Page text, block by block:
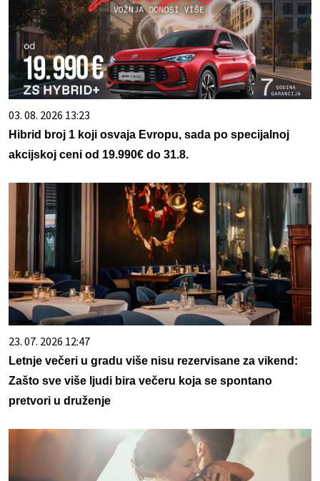
03. 08. 2026 13:23
Hibrid broj 1 koji osvaja Evropu, sada po specijalnoj
akcijskoj ceni od 19.990€ do 31.8.
23. 07. 2026 12:47
Letnje večeri u gradu više nisu rezervisane za vikend:
Zašto sve više ljudi bira večeru koja se spontano
pretvori u druženje